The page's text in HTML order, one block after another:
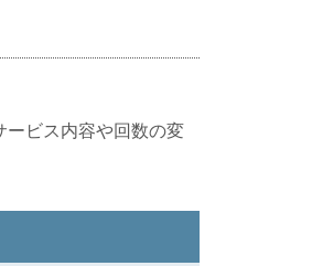
ービス内容や回数の変